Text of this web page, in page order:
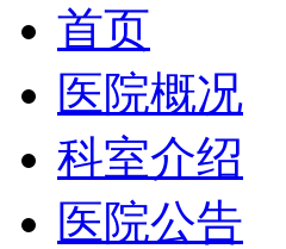
首页
医院概况
科室介绍
医院公告